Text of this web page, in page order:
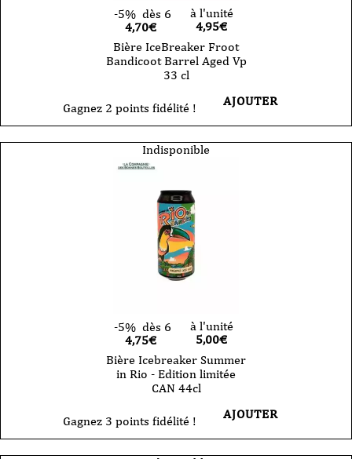
-5% dès 6
4,70€
à l'unité
4,95€
Bière IceBreaker Froot
Bandicoot Barrel Aged Vp
33 cl
Gagnez 2 points fidélité ! AJOUTER
Indisponible
-5% dès 6
4,75€
à l'unité
5,00€
Bière Icebreaker Summer
in Rio - Edition limitée
CAN 44cl
Gagnez 3 points fidélité ! AJOUTER